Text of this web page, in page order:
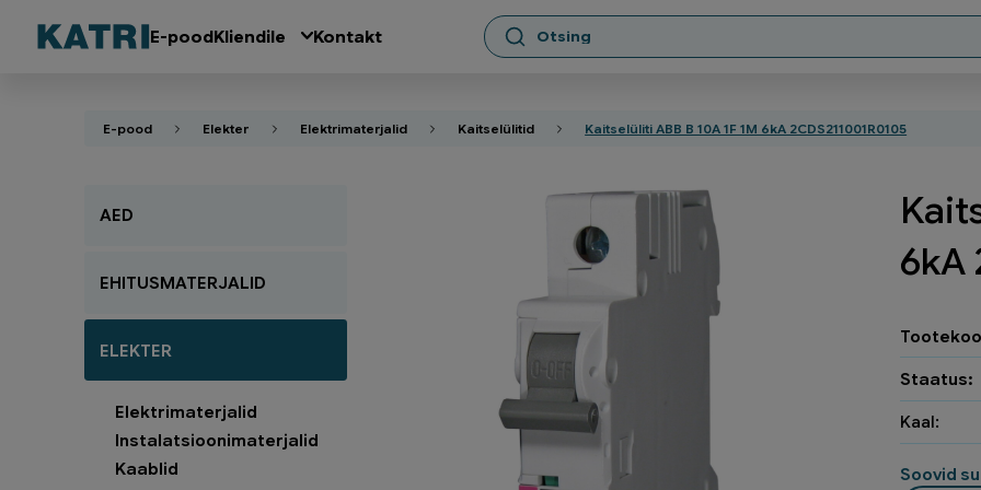
E-poodKliendile Kontakt
E-pood Elekter Elektrimaterjalid Kaitselülitid Kaitselüliti ABB B 10A 1F 1M 6kA 2CDS211001R0105
AED
EHITUSMATERJALID
ELEKTER
Elektrimaterjalid
Instalatsioonimaterjalid
Kaablid
6kA
Staatus:
Kaal:
Soovid